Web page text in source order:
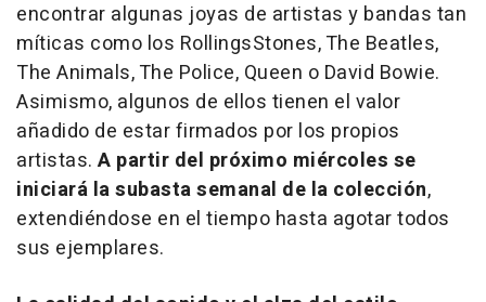
encontrar algunas joyas de artistas y bandas tan
míticas como los RollingsStones, The Beatles,
The Animals, The Police, Queen o David Bowie.
Asimismo, algunos de ellos tienen el valor
añadido de estar firmados por los propios
artistas. A partir del próximo miércoles se
iniciará la subasta semanal de la colección,
extendiéndose en el tiempo hasta agotar todos
sus ejemplares.